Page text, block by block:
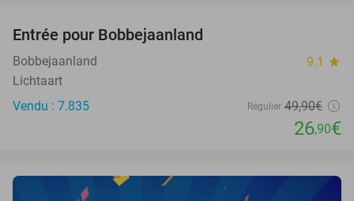
Entrée pour Bobbejaanland
Bobbejaanland 9.1 star
Lichtaart
Vendu : 7.835
Régulier 49,90€
26,90€